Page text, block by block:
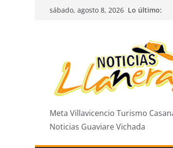
Saltarsábado, agosto 8, 2026 Lo último:
Meta Villavicencio Turismo
Noticias Guaviare Vichada